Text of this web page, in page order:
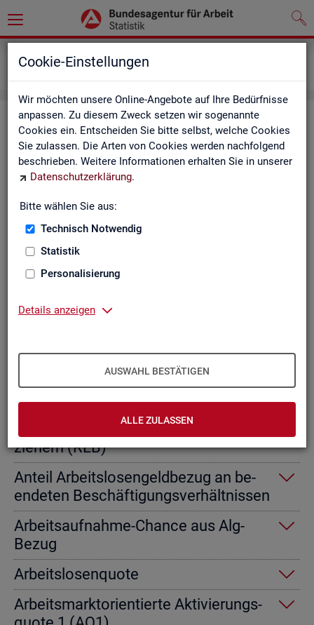
Cookie-Einstellungen
Wir möchten unsere Online-Angebote auf Ihre Bedürfnisse
anpassen. Zu diesem Zweck setzen wir sogenannte
Cookies ein. Entscheiden Sie bitte selbst, welche Cookies
Sie zulassen. Die Arten von Cookies werden nachfolgend
beschrieben. Weitere Informationen erhalten Sie in unserer
Datenschutzerklärung.
Bitte wählen Sie aus:
Technisch Notwendig
Statistik
Personalisierung
Details anzeigen
AUSWAHL BESTÄTIGEN
ALLE ZULASSEN
Kenn­zah­len­steck­brie­fe
Die Steck­brie­fe in­for­mie­ren über De­fi­ni­ti­on, Aus­sa­ge­kraft, Be­
rech­nung und Da­ten­quel­len der Kenn­zah­len, die in der Sta­tis­
tik der Bun­des­agen­tur für Ar­beit vor­kom­men.
Ab­gangs­ra­te
Ab­gangs­ra­te Ar­beits­lo­se
Ab­gangs­ra­te er­werbs­fä­hi­ge Leis­
tungs­be­rech­tig­te
Leis­tungs­be­rech­tig­te
Ab­gangs­ra­te von Ar­beits­lo­sen­geld­
emp­fän­gern
Ab­gangs­ra­te von Re­gel­leis­tungs­be­
zie­hern (RLB)
An­teil Ar­beits­lo­sen­geld­be­zug an be­
en­de­ten Be­schäf­ti­gungs­ver­hält­nis­sen
Ar­beits­auf­nah­me-Chan­ce aus Alg-
Bezug
Ar­beits­lo­sen­quo­te
Ar­beits­markt­ori­en­tier­te Ak­ti­vie­rungs­